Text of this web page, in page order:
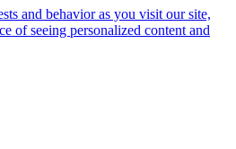
and behavior as you visit our site,
of seeing personalized content and